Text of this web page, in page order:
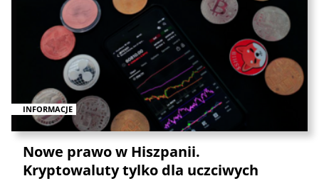
INFORMACJE
Nowe prawo w Hiszpanii.
Kryptowaluty tylko dla uczciwych